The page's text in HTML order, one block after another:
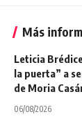
Más
Leticia
la puerta” a
de Moria
06/08/2026